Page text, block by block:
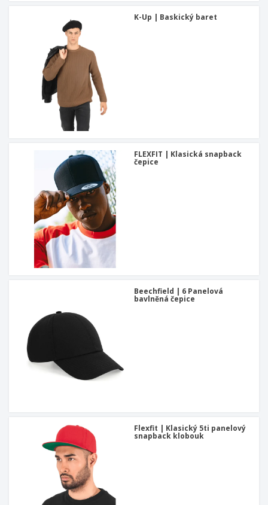
K-Up | Baskický baret
FLEXFIT | Klasická snapback
čepice
Beechfield | 6 Panelová
bavlněná čepice
Flexfit | Klasický 5ti panelový
snapback klobouk